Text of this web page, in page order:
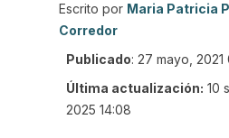
Escrito por Maria Patricia
Corredor
Publicado: 27 mayo, 2021
Última actualización: 10
2025 14:08